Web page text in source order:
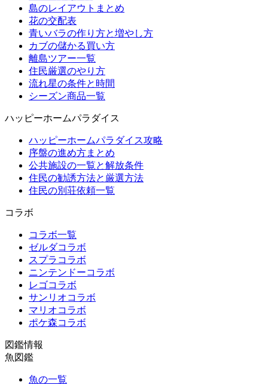
島のレイアウトまとめ
花の交配表
青いバラの作り方と増やし方
カブの儲かる買い方
離島ツアー一覧
住民厳選のやり方
流れ星の条件と時間
シーズン商品一覧
ハッピーホームパラダイス
ハッピーホームパラダイス攻略
序盤の進め方まとめ
公共施設の一覧と解放条件
住民の勧誘方法と厳選方法
住民の別荘依頼一覧
コラボ
コラボ一覧
ゼルダコラボ
スプラコラボ
ニンテンドーコラボ
レゴコラボ
サンリオコラボ
マリオコラボ
ポケ森コラボ
図鑑情報
魚図鑑
魚の一覧